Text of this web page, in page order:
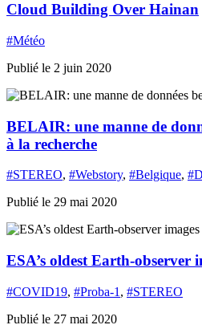
Cloud Building Over Hainan
#Météo
Publié le 2 juin 2020
BELAIR: une manne de
à la recherche
#STEREO, #Webstory, #Belgique,
Publié le 29 mai 2020
ESA’s oldest Earth-observer
#COVID19, #Proba-1 , #STEREO
Publié le 27 mai 2020